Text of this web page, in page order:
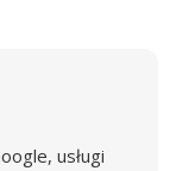
usługi